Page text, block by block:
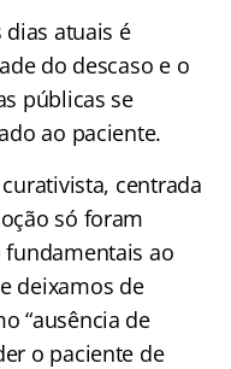
dias atuais é
do descaso e o
públicas se
ao paciente.
centrada
só foram
ao
deixamos de
“ausência de
o paciente de